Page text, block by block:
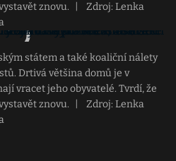
znovu.
Zdroj: Lenka
státem a také koaliční nálety
Drtivá většina domů je v
vracet jeho obyvatelé. Tvrdí, že
znovu.
Zdroj: Lenka